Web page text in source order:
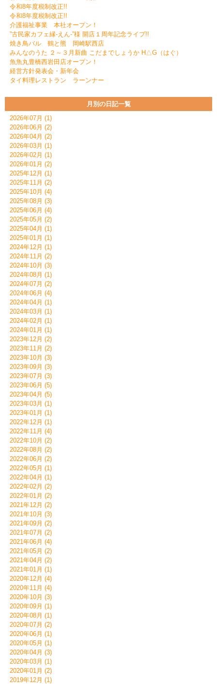
令和8年度税制改正!!
令和8年度税制改正!!
介護福祉事業 本社オープン！
”古民家カフェ縁-えん-”様 開店１周年記念ライブ!!
焼き鳥バル 鶴と熊 岡崎駅西店
みんなのうた ２～３月新曲 こだまでしょうか H△G（はぐ）
魚魚丸豊橋西岩田店オープン！
経営方針発表会・新年会
タイ料理レストラン ラーンナー
月別の日記一覧
2026年07月 (1)
2026年06月 (2)
2026年04月 (2)
2026年03月 (1)
2026年02月 (1)
2026年01月 (2)
2025年12月 (1)
2025年11月 (2)
2025年10月 (4)
2025年08月 (3)
2025年06月 (4)
2025年05月 (2)
2025年04月 (1)
2025年01月 (1)
2024年12月 (1)
2024年11月 (2)
2024年10月 (3)
2024年08月 (1)
2024年07月 (2)
2024年06月 (4)
2024年04月 (1)
2024年03月 (1)
2024年02月 (1)
2024年01月 (1)
2023年12月 (2)
2023年11月 (2)
2023年10月 (3)
2023年09月 (3)
2023年07月 (3)
2023年06月 (5)
2023年04月 (5)
2023年03月 (1)
2023年01月 (1)
2022年12月 (1)
2022年11月 (4)
2022年10月 (2)
2022年08月 (2)
2022年06月 (2)
2022年05月 (1)
2022年04月 (1)
2022年02月 (2)
2022年01月 (2)
2021年12月 (2)
2021年10月 (3)
2021年09月 (2)
2021年07月 (2)
2021年06月 (4)
2021年05月 (2)
2021年04月 (2)
2021年01月 (1)
2020年12月 (4)
2020年11月 (4)
2020年10月 (3)
2020年09月 (1)
2020年08月 (1)
2020年07月 (2)
2020年06月 (1)
2020年05月 (1)
2020年04月 (3)
2020年03月 (1)
2020年01月 (2)
2019年12月 (1)